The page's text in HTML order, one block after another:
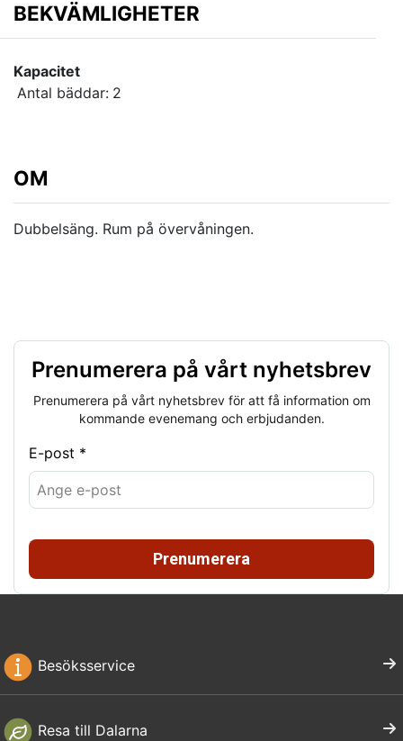
BEKVÄMLIGHETER
Kapacitet
Antal bäddar: 2
OM
Dubbelsäng. Rum på övervåningen.
Prenumerera på vårt nyhetsbrev
Prenumerera på vårt nyhetsbrev för att få information om
kommande evenemang och erbjudanden.
E-post *
Prenumerera
Besöksservice
Resa till Dalarna